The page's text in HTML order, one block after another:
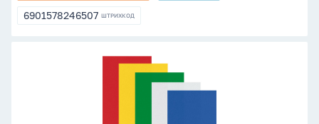
ассорти
6901578246507
6901578246507 ШТРИХКОД